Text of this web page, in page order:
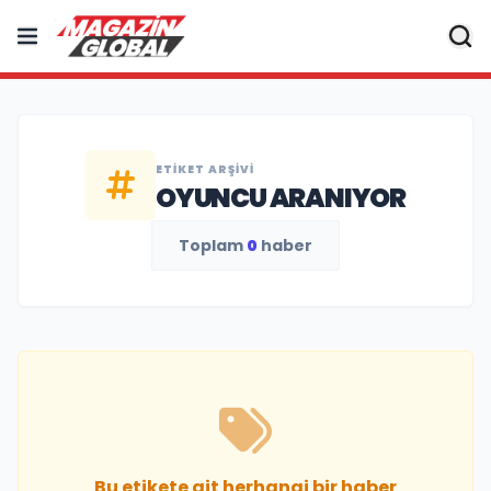
ETIKET ARŞIVI
OYUNCU ARANIYOR
Toplam 0 haber